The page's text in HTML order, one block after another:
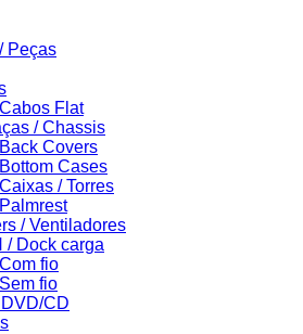
Peças
Cabos Flat
/ Chassis
Back Covers
Bottom Cases
Caixas / Torres
Palmrest
/ Ventiladores
/ Dock carga
Com fio
Sem fio
CD